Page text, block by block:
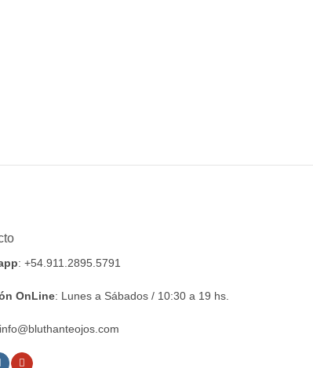
: +54.911.2895.5791
OnLine: Lunes a Sábados / 10:30 a 19 hs.